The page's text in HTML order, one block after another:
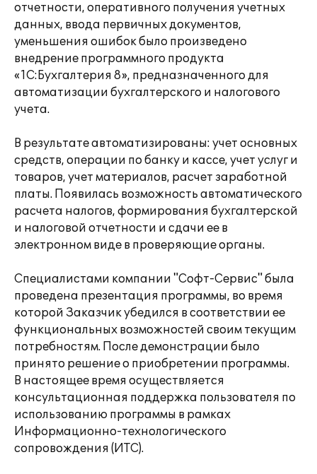
отчетности, оперативного получения учетных
данных, ввода первичных документов,
уменьшения ошибок было произведено
внедрение программного продукта
«1С:Бухгалтерия 8», предназначенного для
автоматизации бухгалтерского и налогового
учета.
В результате автоматизированы: учет основных
средств, операции по банку и кассе, учет услуг и
товаров, учет материалов, расчет заработной
платы. Появилась возможность автоматического
расчета налогов, формирования бухгалтерской
и налоговой отчетности и сдачи ее в
электронном виде в проверяющие органы.
Специалистами компании "Софт-Сервис" была
проведена презентация программы, во время
которой Заказчик убедился в соответствии ее
функциональных возможностей своим текущим
потребностям. После демонстрации было
принято решение о приобретении программы.
В настоящее время осуществляется
консультационная поддержка пользователя по
использованию программы в рамках
Информационно-технологического
сопровождения (ИТС).